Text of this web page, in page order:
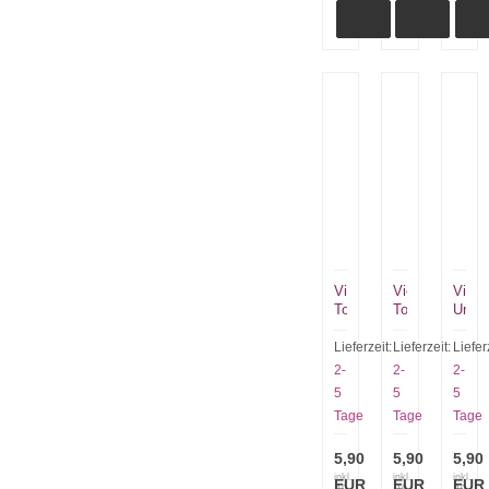
Victorinox
Tomaten-,
Brötchen-,
Tafelmesser
grün
6.7836.L114
Lieferzeit:
2-
5
Tage
5,90
EUR
inkl.
Victorinox
Tomaten-,
Brötchen-,
Tafelmesser
gelb
6.7836.L118
Lieferzeit:
2-
5
Tage
5,90
EUR
inkl.
rot
2-
5
Tage
5,90
EUR
inkl.